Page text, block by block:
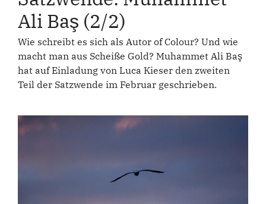
Ali Baş (2/2)
Wie schreibt es sich als Autor of Colour? Und wie
macht man aus Scheiße Gold? Muhammet Ali Baş
hat auf Einladung von Luca Kieser den zweiten
Teil der Satzwende im Februar geschrieben.